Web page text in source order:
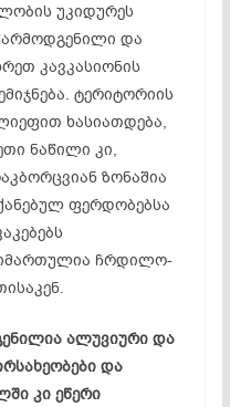
უკიდურეს
და
კავკასიონის
ტერიტორიის
ხასიათდება,
ნაწილი კი,
ზონაშია
ფერდობებსა
ჩრდილო-
ალუვიური და
და
კი ეწერი